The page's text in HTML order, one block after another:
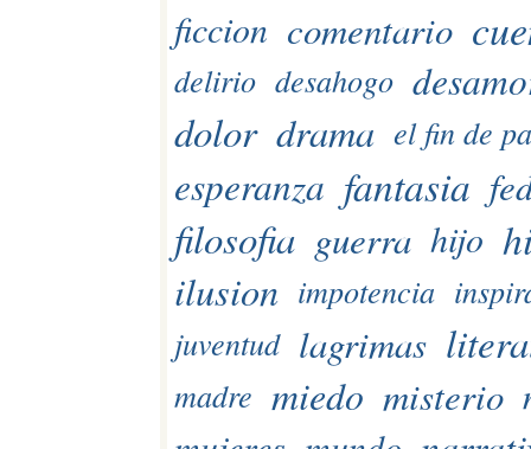
ficcion comentario
delirio desahogo
dolor drama el fin de
esperanza fantasia
filosofia guerra hijo
ilusion impotencia
juventud lagrimas
madre miedo misterio